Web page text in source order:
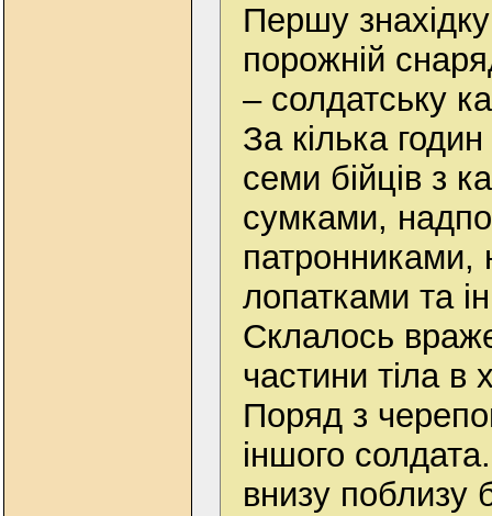
Першу
порожній
– солдатську
За кілька
семи бійців з
сумками,
патронниками,
лопатками та
Склалось
частини тіла в
Поряд з
іншого
внизу поблизу